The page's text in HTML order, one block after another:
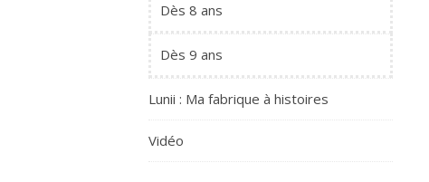
Dès 8 ans
Dès 9 ans
Lunii : Ma fabrique à histoires
Vidéo